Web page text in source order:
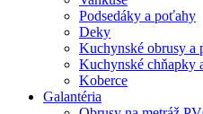
Podsedáky a poťahy
Deky
Kuchynské obrusy a
Kuchynské chňapky
Koberce
Galantéria